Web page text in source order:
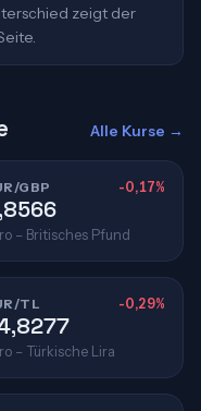
zeigt der
Alle Kurse →
GBP -0,17%
– Britisches Pfund
TL -0,29%
– Türkische Lira